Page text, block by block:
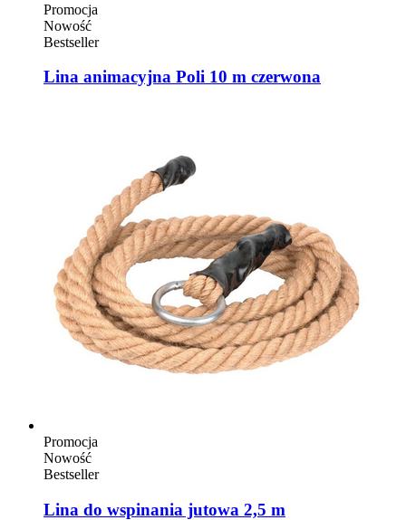
Promocja
Nowość
Bestseller
Lina animacyjna Poli 10 m czerwona
Promocja
Nowość
Bestseller
Lina do wspinania jutowa 2,5 m